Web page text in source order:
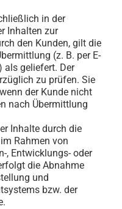
in der
Inhalten zur
den Kunden, gilt die
(z. B. per E-
als geliefert. Der
zu prüfen. Sie
der Kunde nicht
nach Übermittlung
Inhalte durch die
Rahmen von
, Entwicklungs- oder
die Abnahme
und
bzw. der